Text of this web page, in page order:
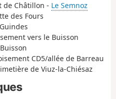
de Châtillon - Le Semnoz
des Fours
vers le Buisson
CD5/allée de Barreau
de Viuz-la-Chiésaz